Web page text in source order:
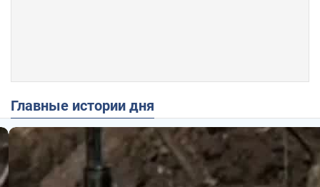
Главные истории дня